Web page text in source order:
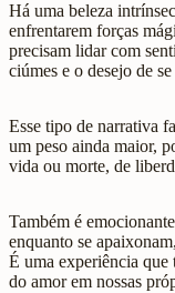
Há uma beleza
enfrentarem forças
precisam lidar com
ciúmes e o desejo de
Esse tipo de narrativa
um peso ainda maior,
vida ou morte, de
Também é
enquanto se
É uma experiência
do amor em nossas